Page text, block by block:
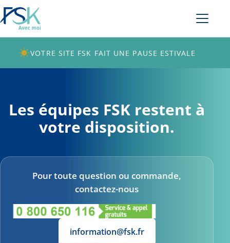
VOTRE SITE FSK FAIT UNE PAUSE ESTIVALE
Les équipes FSK restent à
votre disposition.
Pour toute question ou commande,
contactez-nous
information@fsk.fr